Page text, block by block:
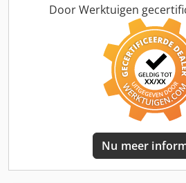
Door Werktuigen
Nu meer